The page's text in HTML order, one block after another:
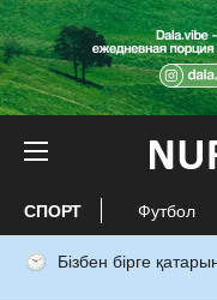
СПОРТ Футбол
Бізбен бірге